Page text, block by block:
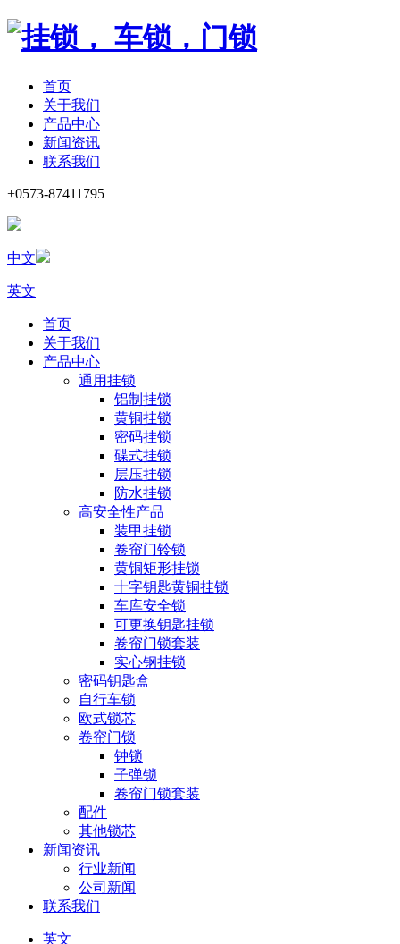
首页
关于我们
产品中心
新闻资讯
联系我们
+0573-87411795
中文
英文
首页
关于我们
产品中心
通用挂锁
铝制挂锁
黄铜挂锁
密码挂锁
碟式挂锁
层压挂锁
防水挂锁
高安全性产品
装甲挂锁
卷帘门铃锁
黄铜矩形挂锁
十字钥匙黄铜挂锁
车库安全锁
可更换钥匙挂锁
卷帘门锁套装
实心钢挂锁
密码钥匙盒
自行车锁
欧式锁芯
卷帘门锁
钟锁
子弹锁
卷帘门锁套装
配件
其他锁芯
新闻资讯
行业新闻
公司新闻
联系我们
英文